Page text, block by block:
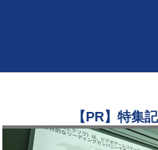
【PR】特集